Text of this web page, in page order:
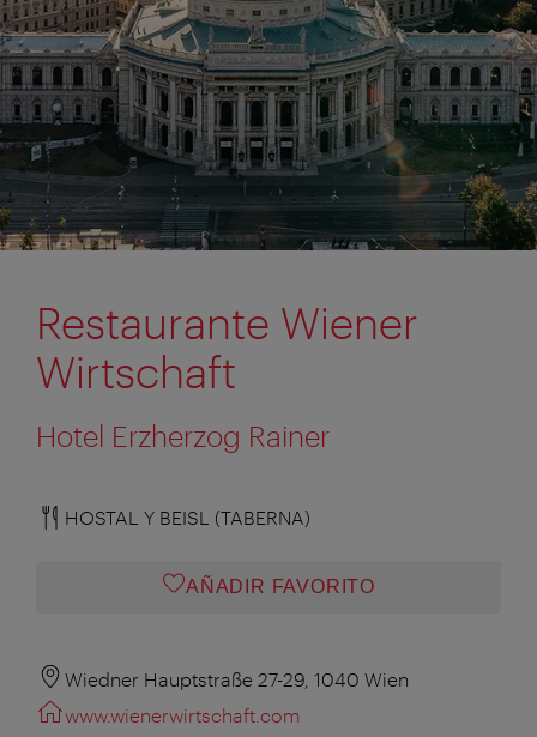
Restaurante Wiener
Wirtschaft
Hotel Erzherzog Rainer
HOSTAL Y BEISL (TABERNA)
AÑADIR FAVORITO
Wiedner Hauptstraße 27-29, 1040 Wien
www.wienerwirtschaft.com